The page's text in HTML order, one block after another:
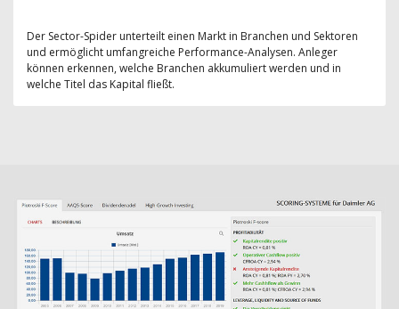
Der Sector-Spider unterteilt einen Markt in Branchen und Sektoren
und ermöglicht umfangreiche Performance-Analysen. Anleger
können erkennen, welche Branchen akkumuliert werden und in
welche Titel das Kapital fließt.